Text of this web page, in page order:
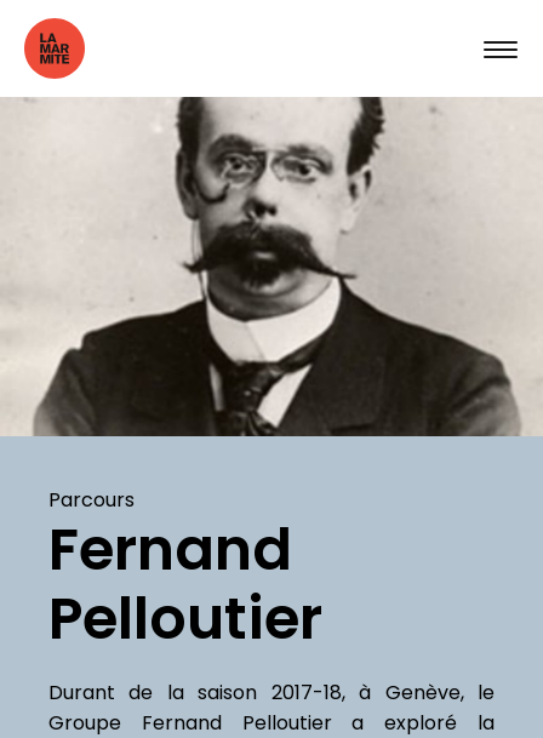
Parcours
Fernand
Pelloutier
Durant de la saison 2017-18, à Genève, le
Groupe Fernand Pelloutier a exploré la